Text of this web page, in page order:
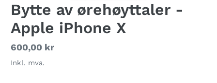
Bytte av ørehøyttaler -
Apple iPhone X
Vanlig
pris
600,00 kr
Inkl. mva.